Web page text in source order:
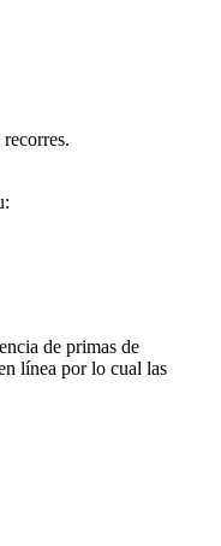
de primas de
línea por lo cual las